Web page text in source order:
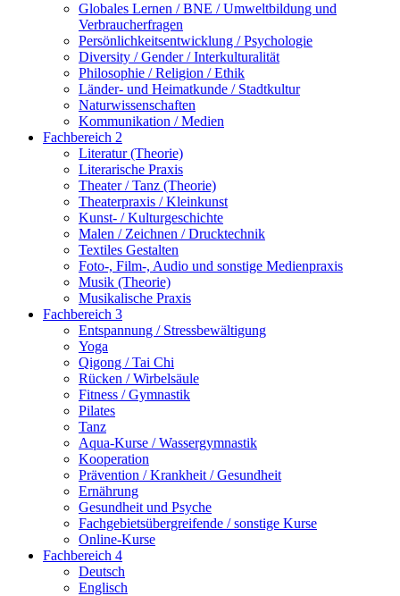
Globales Lernen / BNE / Umweltbildung und
Verbraucherfragen
Persönlichkeitsentwicklung / Psychologie
Diversity / Gender / Interkulturalität
Philosophie / Religion / Ethik
Länder- und Heimatkunde / Stadtkultur
Naturwissenschaften
Kommunikation / Medien
Fachbereich 2
Literatur (Theorie)
Literarische Praxis
Theater / Tanz (Theorie)
Theaterpraxis / Kleinkunst
Kunst- / Kulturgeschichte
Malen / Zeichnen / Drucktechnik
Textiles Gestalten
Foto-, Film-, Audio und sonstige Medienpraxis
Musik (Theorie)
Musikalische Praxis
Fachbereich 3
Entspannung / Stressbewältigung
Yoga
Qigong / Tai Chi
Rücken / Wirbelsäule
Fitness / Gymnastik
Pilates
Tanz
Aqua-Kurse / Wassergymnastik
Kooperation
Prävention / Krankheit / Gesundheit
Ernährung
Gesundheit und Psyche
Fachgebietsübergreifende / sonstige Kurse
Online-Kurse
Fachbereich 4
Deutsch
Englisch